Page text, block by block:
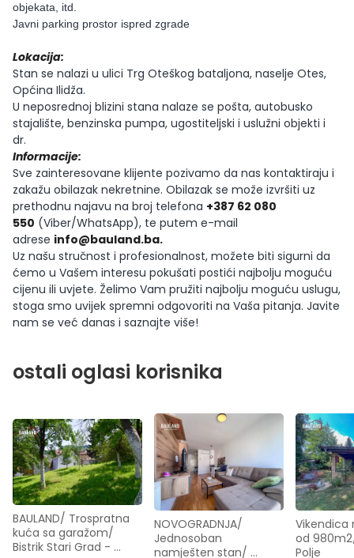
objekata, itd.
Javni parking prostor ispred zgrade
Lokacija:
Stan se nalazi u ulici Trg Oteškog bataljona, naselje Otes,
Općina Ilidža.
U neposrednoj blizini stana nalaze se pošta, autobusko
stajalište, benzinska pumpa, ugostiteljski i uslužni objekti i
dr.
Informacije:
Sve zainteresovane klijente pozivamo da nas kontaktiraju i
zakažu obilazak nekretnine. Obilazak se može izvršiti uz
prethodnu najavu na broj telefona +387 62 080
550 (Viber/WhatsApp), te putem e-mail
adrese info@bauland.ba.
Uz našu stručnost i profesionalnost, možete biti sigurni da
ćemo u Vašem interesu pokušati postići najbolju moguću
cijenu ili uvjete. Želimo Vam pružiti najbolju moguću uslugu,
stoga smo uvijek spremni odgovoriti na Vaša pitanja. Javite
nam se već danas i saznajte više!
ostali oglasi korisnika
BAULAND/ Trospratna
kuća sa garažom/
Bistrik Stari Grad -
NOVOGRADNJA/
Jednosoban
namješten stan/
Vikendica
od
Polje